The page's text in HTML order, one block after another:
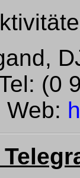
(0
Web: